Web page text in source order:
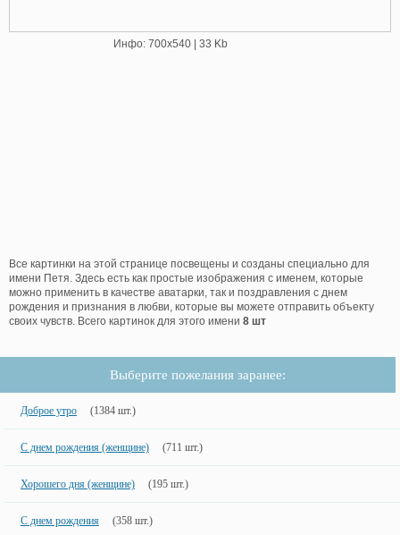
Инфо: 700х540 | 33 Kb
Все картинки на этой странице посвещены и созданы специально для
имени Петя. Здесь есть как простые изображения с именем, которые
можно применить в качестве аватарки, так и поздравления с днем
рождения и признания в любви, которые вы можете отправить объекту
своих чувств. Всего картинок для этого имени 8 шт
Выберите пожелания заранее:
Доброе утро (1384 шт.)
С днем рождения (женщине) (711 шт.)
Хорошего дня (женщине) (195 шт.)
С днем рождения (358 шт.)